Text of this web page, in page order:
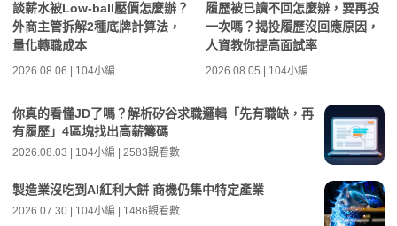
談薪水被Low-ball壓價怎麼辦？
外商主管拆解2種底牌計算法，
量化轉職成本
2026.08.06 | 104小編
履歷被已讀不回怎麼辦，要再投
一次嗎？揭投履歷沒回應原因，
人資教你提高面試率
2026.08.05 | 104小編
你真的看懂JD了嗎？解析矽谷求職邏輯「先有職缺，再
有履歷」4區塊找出高薪籌碼
2026.08.03 | 104小編 | 2583觀看數
製造業沒吃到AI紅利大餅 商機仍集中特定產業
2026.07.30 | 104小編 | 1486觀看數